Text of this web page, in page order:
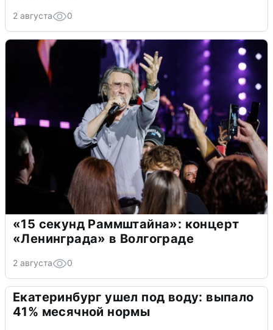
2 августа 0
«15 секунд Раммштайна»: концерт
«Ленинграда» в Волгограде
2 августа 0
Екатеринбург ушел под воду: выпало
41% месячной нормы